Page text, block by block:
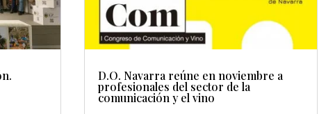
D.O. Navarra reúne en noviembre a
profesionales del sector de la
comunicación y el vino